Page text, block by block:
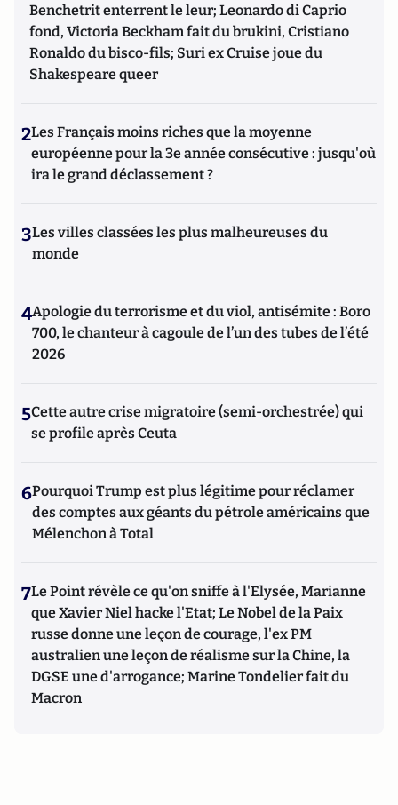
Benchetrit enterrent le leur; Leonardo di Caprio
fond, Victoria Beckham fait du brukini, Cristiano
Ronaldo du bisco-fils; Suri ex Cruise joue du
Shakespeare queer
2Les Français moins riches que la moyenne
européenne pour la 3e année consécutive : jusqu'où
ira le grand déclassement ?
3Les villes classées les plus malheureuses du
monde
4Apologie du terrorisme et du viol, antisémite : Boro
700, le chanteur à cagoule de l’un des tubes de l’été
2026
5Cette autre crise migratoire (semi-orchestrée) qui
se profile après Ceuta
6Pourquoi Trump est plus légitime pour réclamer
des comptes aux géants du pétrole américains que
Mélenchon à Total
7Le Point révèle ce qu'on sniffe à l'Elysée, Marianne
que Xavier Niel hacke l'Etat; Le Nobel de la Paix
russe donne une leçon de courage, l'ex PM
australien une leçon de réalisme sur la Chine, la
DGSE une d'arrogance; Marine Tondelier fait du
Macron